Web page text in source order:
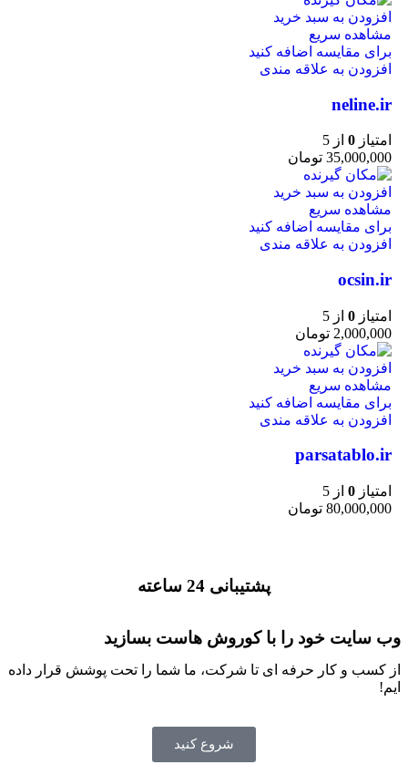
افزودن به سبد خرید
مشاهده سریع
برای مقایسه اضافه کنید
افزودن به علاقه مندی
neline.ir
امتیاز 0 از 5
35,000,000 تومان
افزودن به سبد خرید
مشاهده سریع
برای مقایسه اضافه کنید
افزودن به علاقه مندی
ocsin.ir
امتیاز 0 از 5
2,000,000 تومان
افزودن به سبد خرید
مشاهده سریع
برای مقایسه اضافه کنید
افزودن به علاقه مندی
parsatablo.ir
امتیاز 0 از 5
80,000,000 تومان
پشتیبانی 24 ساعته
وب سایت خود را با کوروش هاست بسازید
از کسب و کار حرفه ای تا شرکت، ما شما را تحت پوشش قرار داده
ایم!
شروع کنید